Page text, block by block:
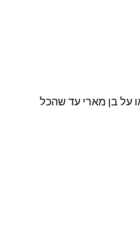
על בן מארי עד שהכל